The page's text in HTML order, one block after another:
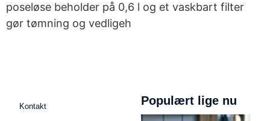
poseløse beholder på 0,6 l og et vaskbart filter
gør tømning og vedligeh
Kontakt Populært lige nu